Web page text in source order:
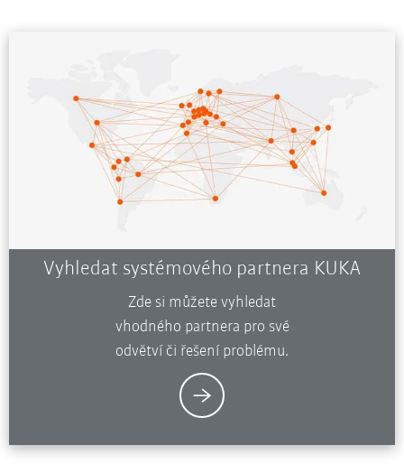
Vyhledat systémového partnera KUKA
Zde si můžete vyhledat
vhodného partnera pro své
odvětví či řešení problému.